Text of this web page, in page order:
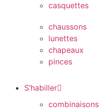
casquettes
chaussons
lunettes
chapeaux
pinces
S’habiller
combinaisons